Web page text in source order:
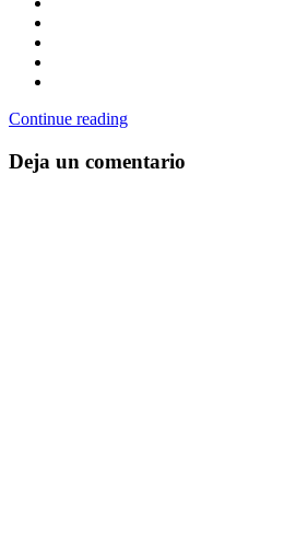
Continue reading
Deja un comentario